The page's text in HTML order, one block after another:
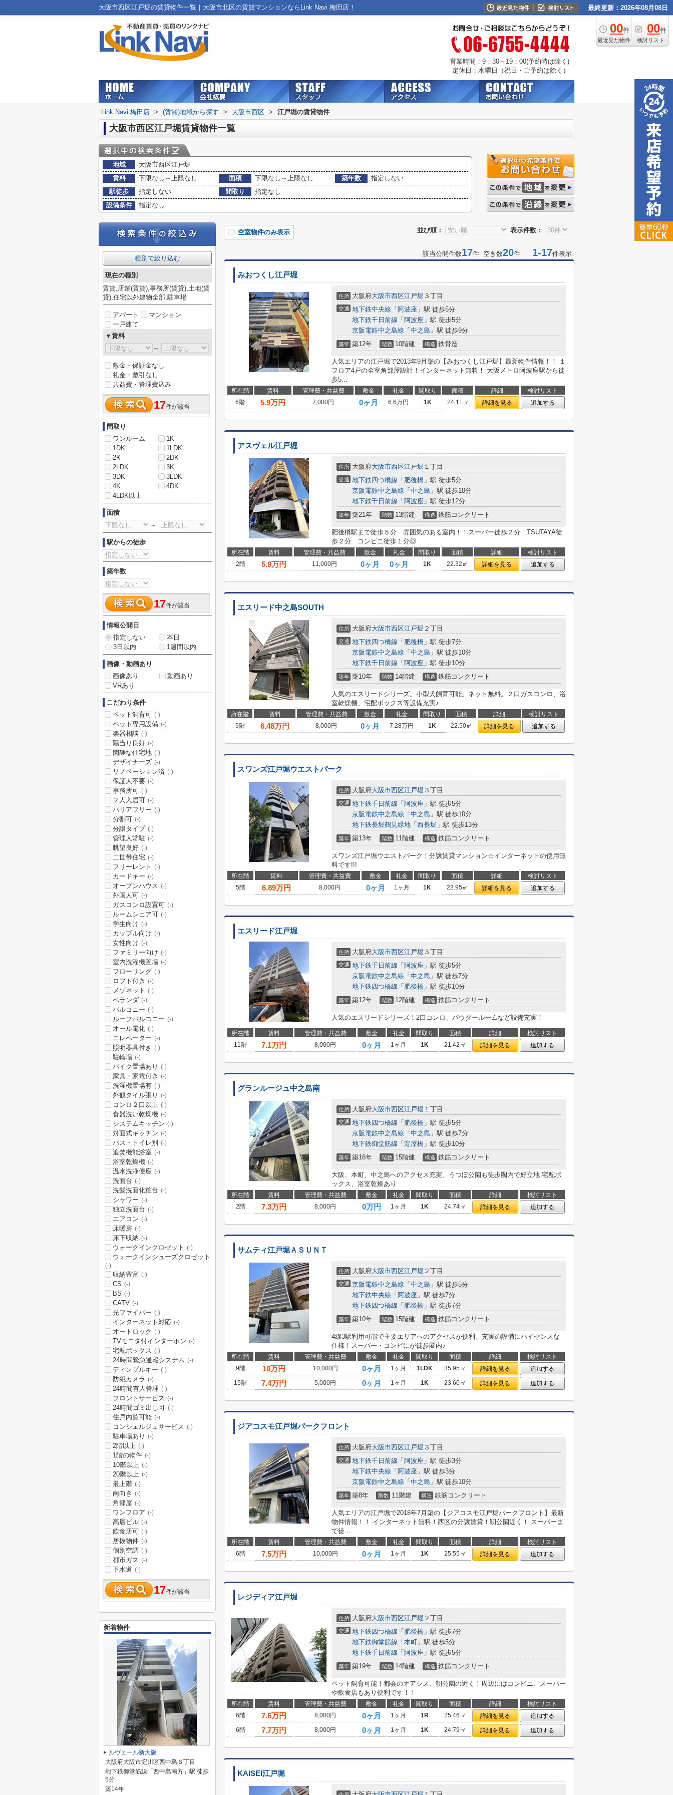
大阪市西区江戸堀の賃貸物件一覧｜大阪市北区の賃貸マンションならLink Navi 梅田店！ 最終更新：2026年08月08日
00件
最近見た物件
00件
検討リスト
営業時間：9：30～19：00(予約時は除く)
定休日：水曜日（祝日・ご予約は除く）
Link Navi 梅田店 > (賃貸)地域から探す > 大阪市西区 > 江戸堀の賃貸物件
大阪市西区江戸堀賃貸物件一覧
地域
大阪市西区江戸堀
賃料
下限なし～上限なし 面積 下限なし～上限なし 築年数
指定しない
駅徒歩
指定しない 間取り
指定なし
設備条件
指定なし
並び順： 表示件数：
空室物件のみ表示
該当公開件数17件 空き数20件 1-17件表示
みおつくし江戸堀
住所 大阪府大阪市西区江戸堀 ３丁目
交通 地下鉄中央線 「 阿波座 」駅 徒歩5分
地下鉄千日前線 「 阿波座 」駅 徒歩5分
京阪電鉄中之島線 「 中之島 」駅 徒歩9分
築年 築12年 階数 10階建 構造 鉄骨造
人気エリアの江戸堀で2013年9月築の【みおつくし江戸堀】最新物件情報！！ １
フロア4戸の全室角部屋設計！インターネット無料！ 大阪メトロ阿波座駅から徒
歩5...
所在階 賃料 管理費・共益費 敷金 礼金 間取り 面積 詳細
検討リスト
6階
5.9万円 7,000円 0ヶ月 6.6万円 1K 24.11㎡ 詳細を見る 追加する
アスヴェル江戸堀
住所 大阪府大阪市西区江戸堀 １丁目
交通 地下鉄四つ橋線 「 肥後橋 」駅 徒歩5分
京阪電鉄中之島線 「 中之島 」駅 徒歩10分
地下鉄千日前線 「 阿波座 」駅 徒歩12分
築年 築21年 階数 13階建 構造 鉄筋コンクリート
肥後橋駅まで徒歩５分 雰囲気のある室内！！スーパー徒歩２分 TSUTAYA徒
歩２分 コンビニ徒歩１分◎
所在階 賃料 管理費・共益費 敷金 礼金 間取り 面積 詳細
検討リスト
2階
5.9万円 11,000円 0ヶ月 0ヶ月 1K 22.32㎡ 詳細を見る 追加する
エスリード中之島SOUTH
住所 大阪府大阪市西区江戸堀 ２丁目
交通 地下鉄四つ橋線 「 肥後橋 」駅 徒歩7分
京阪電鉄中之島線 「 中之島 」駅 徒歩10分
地下鉄千日前線 「 阿波座 」駅 徒歩10分
築年 築10年 階数 14階建 構造 鉄筋コンクリート
人気のエスリードシリーズ。小型犬飼育可能。ネット無料。２口ガスコンロ、浴
室乾燥機、宅配ボックス等設備充実♪
所在階 賃料 管理費・共益費 敷金 礼金 間取り 面積 詳細
検討リスト
9階
6.48万円 8,000円 0ヶ月 7.28万円 1K 22.50㎡ 詳細を見る 追加する
スワンズ江戸堀ウエストパーク
住所 大阪府大阪市西区江戸堀 ３丁目
交通 地下鉄千日前線 「 阿波座 」駅 徒歩5分
京阪電鉄中之島線 「 中之島 」駅 徒歩10分
地下鉄長堀鶴見緑地 「 西長堀 」駅 徒歩13分
築年 築13年 階数 11階建 構造 鉄筋コンクリート
スワンズ江戸堀ウエストパーク！分譲賃貸マンション☆インターネットの使用無
料です!!!
所在階 賃料 管理費・共益費 敷金 礼金 間取り 面積 詳細
検討リスト
5階
6.89万円 8,000円 0ヶ月 1ヶ月 1K 23.95㎡ 詳細を見る 追加する
エスリード江戸堀
住所 大阪府大阪市西区江戸堀 ３丁目
交通 地下鉄千日前線 「 阿波座 」駅 徒歩5分
京阪電鉄中之島線 「 中之島 」駅 徒歩7分
地下鉄四つ橋線 「 肥後橋 」駅 徒歩10分
築年 築12年 階数 12階建 構造 鉄筋コンクリート
人気のエスリードシリーズ！2口コンロ、パウダールームなど設備充実！
所在階 賃料 管理費・共益費 敷金 礼金 間取り 面積 詳細
検討リスト
11階
7.1万円 8,000円 0ヶ月 1ヶ月 1K 21.42㎡ 詳細を見る 追加する
グランルージュ中之島南
住所 大阪府大阪市西区江戸堀 １丁目
交通 地下鉄四つ橋線 「 肥後橋 」駅 徒歩5分
京阪電鉄中之島線 「 中之島 」駅 徒歩7分
地下鉄御堂筋線 「 淀屋橋 」駅 徒歩10分
築年 築16年 階数 15階建 構造 鉄筋コンクリート
大阪、本町、中之島へのアクセス充実、うつぼ公園も徒歩圏内で好立地 宅配ボ
ックス、浴室乾燥あり
所在階 賃料 管理費・共益費 敷金 礼金 間取り 面積 詳細
検討リスト
2階
7.3万円 8,000円 0万円 1ヶ月 1K 24.74㎡ 詳細を見る 追加する
サムティ江戸堀ＡＳＵＮＴ
住所 大阪府大阪市西区江戸堀 ２丁目
交通 京阪電鉄中之島線 「 中之島 」駅 徒歩5分
地下鉄中央線 「 阿波座 」駅 徒歩7分
地下鉄四つ橋線 「 肥後橋 」駅 徒歩7分
築年 築10年 階数 15階建 構造 鉄筋コンクリート
4線3駅利用可能で主要エリアへのアクセスが便利。充実の設備にハイセンスな
仕様！スーパー・コンビにが徒歩圏内♪
所在階 賃料 管理費・共益費 敷金 礼金 間取り 面積 詳細
検討リスト
9階
10万円 10,000円 0ヶ月 1ヶ月 1LDK 35.95㎡ 詳細を見る
追加する
15階
7.4万円 5,000円 0ヶ月 1ヶ月 1K 23.60㎡ 詳細を見る 追加する
ジアコスモ江戸堀パークフロント
住所 大阪府大阪市西区江戸堀 ３丁目
交通 地下鉄千日前線 「 阿波座 」駅 徒歩3分
地下鉄中央線 「 阿波座 」駅 徒歩3分
京阪電鉄中之島線 「 中之島 」駅 徒歩10分
築年 築8年 階数 11階建 構造 鉄筋コンクリート
人気エリアの江戸堀で2018年7月築の【ジアコスモ江戸堀パークフロント】最新
物件情報！！ インターネット無料！西区の分譲賃貸！靭公園近く！ スーパーま
で徒...
所在階 賃料 管理費・共益費 敷金 礼金 間取り 面積 詳細
検討リスト
6階
7.5万円 10,000円 0ヶ月 1ヶ月 1K 25.55㎡ 詳細を見る 追加する
レジディア江戸堀
住所 大阪府大阪市西区江戸堀 ２丁目
交通 地下鉄四つ橋線 「 肥後橋 」駅 徒歩7分
地下鉄御堂筋線 「 本町 」駅 徒歩5分
地下鉄千日前線 「 阿波座 」駅 徒歩5分
築年 築19年 階数 14階建 構造 鉄筋コンクリート
ペット飼育可能！都会のオアシス、靭公園の近く！周辺にはコンビニ、スーパー
や飲食店もあり便利です！！
所在階 賃料 管理費・共益費 敷金 礼金 間取り 面積 詳細
検討リスト
6階
7.6万円 8,000円 0ヶ月 1ヶ月 1R 25.46㎡ 詳細を見る
追加する
6階
7.7万円 8,000円 0ヶ月 1ヶ月 1K 24.79㎡ 詳細を見る 追加する
KAISEI江戸堀
種別で絞り込む
現在の種別
賃貸,店舗(賃貸),事務所(賃貸),土地(賃
貸),住宅以外建物全部,駐車場
アパート
マンション
一戸建て
▼賃料
～
敷金・保証金なし
礼金・敷引なし
共益費・管理費込み
17件が該当
間取り
ワンルーム
1K
1DK
1LDK
2K
2DK
2LDK
3K
3DK
3LDK
4K
4DK
4LDK以上
面積
～
駅からの徒歩
築年数
17件が該当
情報公開日
指定しない
本日
3日以内
1週間以内
画像・動画あり
画像あり
動画あり
VRあり
こだわり条件
ペット飼育可 (-)
ペット専用設備 (-)
楽器相談 (-)
陽当り良好 (-)
閑静な住宅地 (-)
デザイナーズ (-)
リノベーション済 (-)
保証人不要 (-)
事務所可 (-)
２人入居可 (-)
バリアフリー (-)
分割可 (-)
分譲タイプ (-)
管理人常駐 (-)
眺望良好 (-)
二世帯住宅 (-)
フリーレント (-)
カードキー (-)
オープンハウス (-)
外国人可 (-)
ガスコンロ設置可 (-)
ルームシェア可 (-)
学生向け (-)
カップル向け (-)
女性向け (-)
ファミリー向け (-)
室内洗濯機置場 (-)
フローリング (-)
ロフト付き (-)
メゾネット (-)
ベランダ (-)
バルコニー (-)
ルーフバルコニー (-)
オール電化 (-)
エレベーター (-)
照明器具付き (-)
駐輪場 (-)
バイク置場あり (-)
家具・家電付き (-)
洗濯機置場有 (-)
外観タイル張り (-)
コンロ２口以上 (-)
食器洗い乾燥機 (-)
システムキッチン (-)
対面式キッチン (-)
バス・トイレ別 (-)
追焚機能浴室 (-)
浴室乾燥機 (-)
温水洗浄便座 (-)
洗面台 (-)
洗髪洗面化粧台 (-)
シャワー (-)
独立洗面台 (-)
エアコン (-)
床暖房 (-)
床下収納 (-)
ウォークインクロゼット (-)
ウォークインシューズクロゼット
(-)
収納豊富 (-)
CS (-)
BS (-)
CATV (-)
光ファイバー (-)
インターネット対応 (-)
オートロック (-)
TVモニタ付インターホン (-)
宅配ボックス (-)
24時間緊急通報システム (-)
ディンプルキー (-)
防犯カメラ (-)
24時間有人管理 (-)
フロントサービス (-)
24時間ゴミ出し可 (-)
住戸内覧可能 (-)
コンシェルジュサービス (-)
駐車場あり (-)
2階以上 (-)
1階の物件 (-)
10階以上 (-)
20階以上 (-)
最上階 (-)
南向き (-)
角部屋 (-)
ワンフロア (-)
高層ビル (-)
飲食店可 (-)
居抜物件 (-)
個別空調 (-)
都市ガス (-)
下水道 (-)
17件が該当
新着物件
ルヴェール新大阪
大阪府大阪市淀川区西中島６丁目
地下鉄御堂筋線「西中島南方」駅 徒歩
5分
築14年